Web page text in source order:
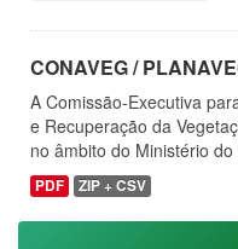
CONAVEG /
A Comissão-Executiva
e Recuperação da
no âmbito do Ministério
PDF ZIP + CSV